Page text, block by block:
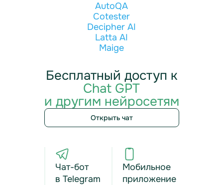
AutoQA
Cotester
Decipher AI
Latta AI
Maige
Бесплатный доступ к
Chat GPT
и другим нейросетям
Открыть чат
Чат-бот
в Telegram
Мобильное
приложение